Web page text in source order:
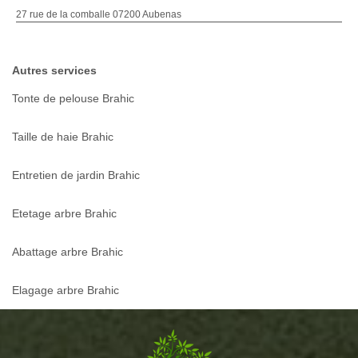
27 rue de la comballe 07200 Aubenas
Autres services
Tonte de pelouse Brahic
Taille de haie Brahic
Entretien de jardin Brahic
Etetage arbre Brahic
Abattage arbre Brahic
Elagage arbre Brahic